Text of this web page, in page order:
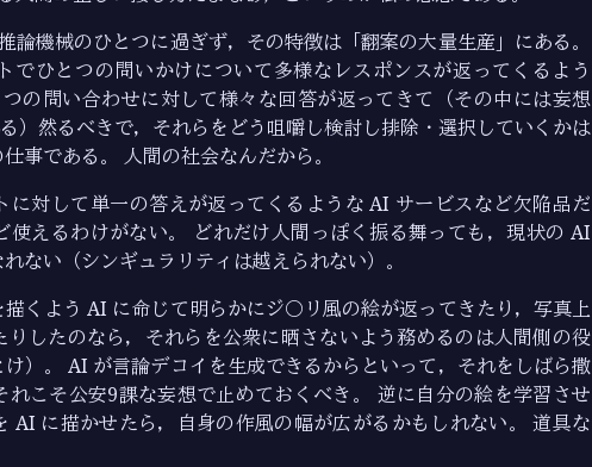
論機械のひとつに過ぎず，その特徴は「翻案の大量生産」にある。
でひとつの問いかけについて多様なレスポンスが返ってくるよう
の問い合わせに対して様々な回答が返ってきて（その中には妄想
）然るべきで，それらをどう咀嚼し検討し排除・選択していくかは
事である。 人間の社会なんだから。
に対して単一の答えが返ってくるような AI サービスなど欠陥品だ
使えるわけがない。 どれだけ人間っぽく振る舞っても，現状の AI
ない（シンギュラリティは越えられない）。
くよう AI に命じて明らかにジ○リ風の絵が返ってきたり，写真上
したのなら，それらを公衆に晒さないよう務めるのは人間側の役
）。 AI が言論デコイを生成できるからといって，それをしばら撒
れこそ公安9課な妄想で止めておくべき。 逆に自分の絵を学習させ
AI に描かせたら，自身の作風の幅が広がるかもしれない。 道具な